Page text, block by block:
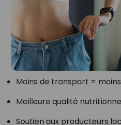
Moins de transport = moins
Meilleure qualité
Soutien aux producteurs